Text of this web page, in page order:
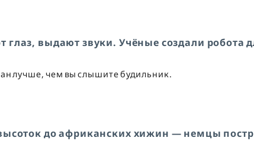
глаз, выдают звуки. Учёные создали робота
лучше, чем вы слышите будильник.
до африканских хижин — немцы